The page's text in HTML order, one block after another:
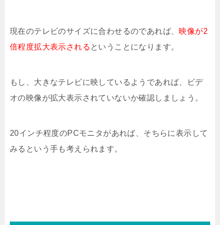
現在のテレビのサイズに合わせるのであれば、 映像が2
倍程度拡大表示される ということになります。
もし、大きなテレビに映しているようであれば、ビデ
オの映像が拡大表示されていないか確認しましょう。
20インチ程度のPCモニタがあれば、そちらに表示して
みるという手も考えられます。